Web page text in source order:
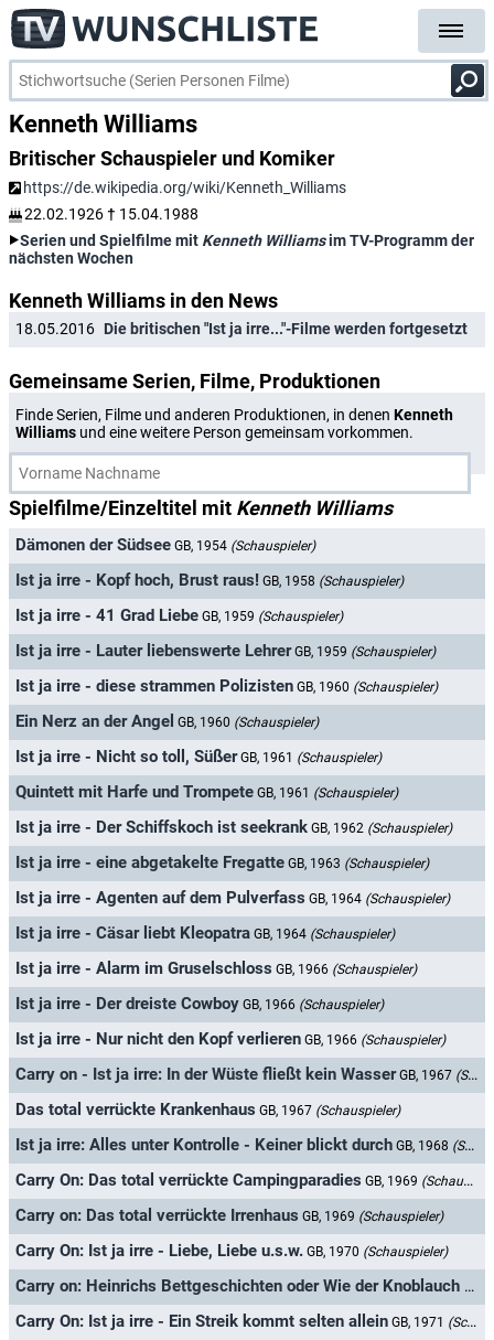
Kenneth Williams
Britischer Schauspieler und Komiker
https://de.wikipedia.org/wiki/Kenneth_Williams
22.02.1926 † 15.04.1988
Serien und Spielfilme mit Kenneth Williamsim TV-Programm der
nächsten Wochen
Kenneth Williams in den News
18.05.2016 Die britischen "Ist ja irre..."-Filme werden fortgesetzt
Gemeinsame Serien, Filme, Produktionen
Finde Serien, Filme und anderen Produktionen, in denen Kenneth
Williams und eine weitere Person gemeinsam vorkommen.
Spielfilme/Einzeltitel mit Kenneth Williams
Dämonen der Südsee GB, 1954 (Schauspieler)
Ist ja irre - Kopf hoch, Brust raus! GB, 1958 (Schauspieler)
Ist ja irre - 41 Grad Liebe GB, 1959 (Schauspieler)
Ist ja irre - Lauter liebenswerte Lehrer GB, 1959 (Schauspieler)
Ist ja irre - diese strammen Polizisten GB, 1960 (Schauspieler)
Ein Nerz an der Angel GB, 1960 (Schauspieler)
Ist ja irre - Nicht so toll, Süßer GB, 1961 (Schauspieler)
Quintett mit Harfe und Trompete GB, 1961 (Schauspieler)
Ist ja irre - Der Schiffskoch ist seekrank GB, 1962 (Schauspieler)
Ist ja irre - eine abgetakelte Fregatte GB, 1963 (Schauspieler)
Ist ja irre - Agenten auf dem Pulverfass GB, 1964 (Schauspieler)
Ist ja irre - Cäsar liebt Kleopatra GB, 1964 (Schauspieler)
Ist ja irre - Alarm im Gruselschloss GB, 1966 (Schauspieler)
Ist ja irre - Der dreiste Cowboy GB, 1966 (Schauspieler)
Ist ja irre - Nur nicht den Kopf verlieren GB, 1966 (Schauspieler)
Carry on - Ist ja irre: In der Wüste fließt kein Wasser GB, 1967 (Schauspieler)
Das total verrückte Krankenhaus GB, 1967 (Schauspieler)
Ist ja irre: Alles unter Kontrolle - Keiner blickt durch GB, 1968 (Schauspieler)
Carry On: Das total verrückte Campingparadies GB, 1969 (Schauspieler)
Carry on: Das total verrückte Irrenhaus GB, 1969 (Schauspieler)
Carry On: Ist ja irre - Liebe, Liebe u.s.w. GB, 1970 (Schauspieler)
Carry on: Heinrichs Bettgeschichten oder Wie der Knoblauch nach England kam
Carry On: Ist ja irre - Ein Streik kommt selten allein GB, 1971 (Schauspieler)